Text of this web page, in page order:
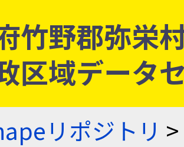
竹野郡弥栄
区域データ
リポジトリ >